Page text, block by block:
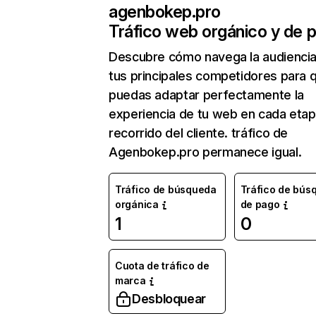
agenbokep.pro
Tráfico web orgánico y de
Descubre cómo navega la
tus principales competidores para
puedas adaptar perfectamente la
experiencia de tu web en cada
recorrido del cliente. tráfico de
Agenbokep.pro permanece igual.
Tráfico de búsqueda
orgánica
1
Tráfico de
de pago
0
Cuota de tráfico de
marca
Desbloquear